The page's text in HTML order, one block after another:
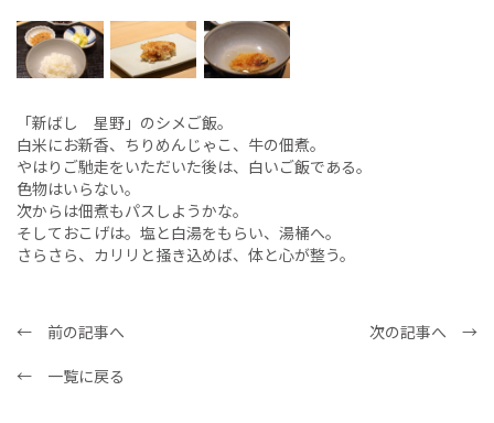
「新ばし 星野」のシメご飯。
白米にお新香、ちりめんじゃこ、牛の佃煮。
やはりご馳走をいただいた後は、白いご飯である。
色物はいらない。
次からは佃煮もパスしようかな。
そしておこげは。塩と白湯をもらい、湯桶へ。
さらさら、カリリと掻き込めば、体と心が整う。
← 前の記事へ
次の記事へ →
← 一覧に戻る